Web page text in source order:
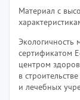
Материал с
Экологичность
сертификатом
центром
в
и лечебных